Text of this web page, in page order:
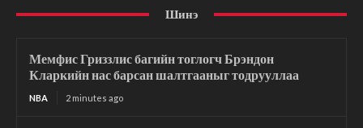
Шинэ
Мемфис Гриззлис багийн тоглогч Брэндон
Кларкийн нас барсан шалтгааныг тодрууллаа
NBA 2 minutes ago